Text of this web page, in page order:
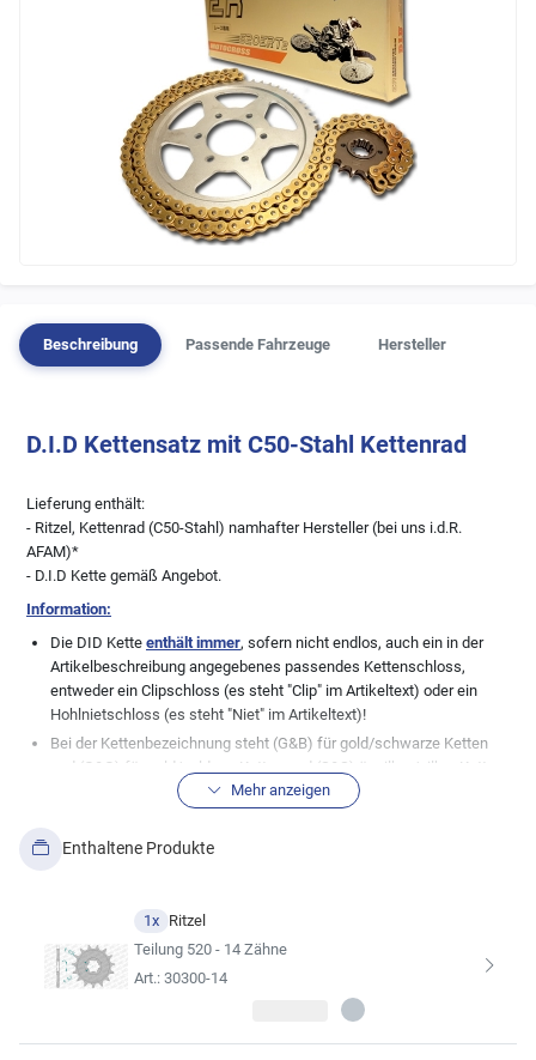
Beschreibung Passende Fahrzeuge Hersteller
D.I.D Kettensatz mit C50-Stahl Kettenrad
Lieferung enthält:
- Ritzel, Kettenrad (C50-Stahl) namhafter Hersteller (bei uns i.d.R.
AFAM)*
- D.I.D Kette gemäß Angebot.
Information:
Die DID Kette enthält immer, sofern nicht endlos, auch ein in der
Artikelbeschreibung angegebenes passendes Kettenschloss,
entweder ein Clipschloss (es steht "Clip" im Artikeltext) oder ein
Hohlnietschloss (es steht "Niet" im Artikeltext)!
Bei der Kettenbezeichnung steht (G&B) für gold/schwarze Ketten
und (G&G) für gold/goldene Ketten und (S&S) ür silber/silber Ketten.
Normale, stahlfarbene Ketten (genannt schwarz), haben keine
Wichtige Info in Bezug zu den Teilen im Kettensatz:
Datenblättern der Fahrzeughersteller, daher weisen wir ausdrücklich
die absolute Richtigkeit der von uns hier angezeigten
Fahrzeugzuordnungen zu dem angebotenen Artikel von uns. Bei
vielen Fahrzeugen wurden auch gerne mal undokumentierte
Änderungen seitens der Hersteller durchgeführt, so dass die hier
Mehr anzeigen
Enthaltene Produkte
1x Ritzel
Teilung 520 - 14 Zähne
Art.: 30300-14